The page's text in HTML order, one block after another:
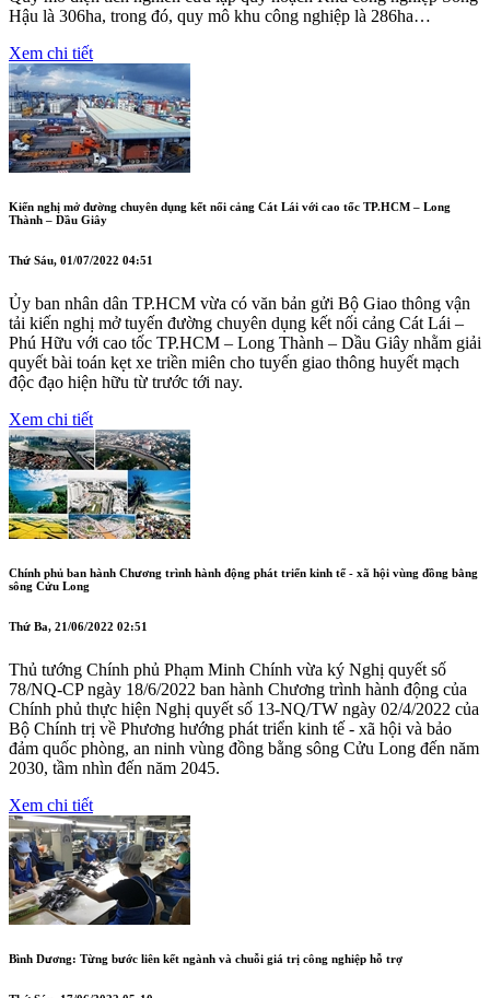
Hậu là 306ha, trong đó, quy mô khu công nghiệp là 286ha…
Xem chi tiết
Kiến nghị mở đường chuyên dụng kết nối cảng Cát Lái với cao tốc TP.HCM – Long
Thành – Dầu Giây
Thứ Sáu, 01/07/2022 04:51
Ủy ban nhân dân TP.HCM vừa có văn bản gửi Bộ Giao thông vận
tải kiến nghị mở tuyến đường chuyên dụng kết nối cảng Cát Lái –
Phú Hữu với cao tốc TP.HCM – Long Thành – Dầu Giây nhằm giải
quyết bài toán kẹt xe triền miên cho tuyến giao thông huyết mạch
độc đạo hiện hữu từ trước tới nay.
Xem chi tiết
Chính phủ ban hành Chương trình hành động phát triển kinh tế - xã hội vùng đồng bằng
sông Cửu Long
Thứ Ba, 21/06/2022 02:51
Thủ tướng Chính phủ Phạm Minh Chính vừa ký Nghị quyết số
78/NQ-CP ngày 18/6/2022 ban hành Chương trình hành động của
Chính phủ thực hiện Nghị quyết số 13-NQ/TW ngày 02/4/2022 của
Bộ Chính trị về Phương hướng phát triển kinh tế - xã hội và bảo
đảm quốc phòng, an ninh vùng đồng bằng sông Cửu Long đến năm
2030, tầm nhìn đến năm 2045.
Xem chi tiết
Bình Dương: Từng bước liên kết ngành và chuỗi giá trị công nghiệp hỗ trợ